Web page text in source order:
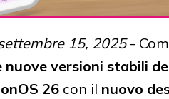
15, 2025-
nuove versioni stabili
26 con il nuovo